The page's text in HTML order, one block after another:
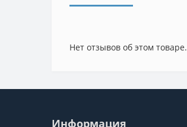
Нет отзывов об этом товаре.
Информация